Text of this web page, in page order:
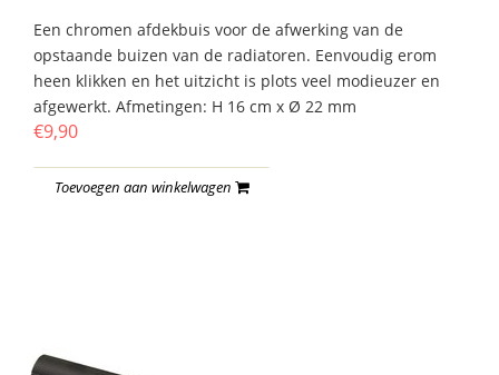
Een chromen afdekbuis voor de afwerking van de
opstaande buizen van de radiatoren. Eenvoudig erom
heen klikken en het uitzicht is plots veel modieuzer en
afgewerkt. Afmetingen: H 16 cm x Ø 22 mm
€9,90
Toevoegen aan winkelwagen